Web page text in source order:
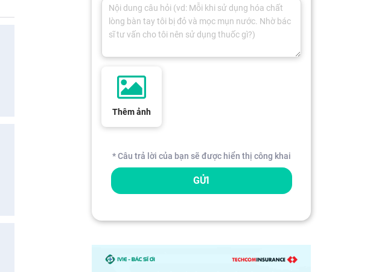
Thêm ảnh
* Câu trả lời của bạn sẽ được hiển thị công khai
GỬI